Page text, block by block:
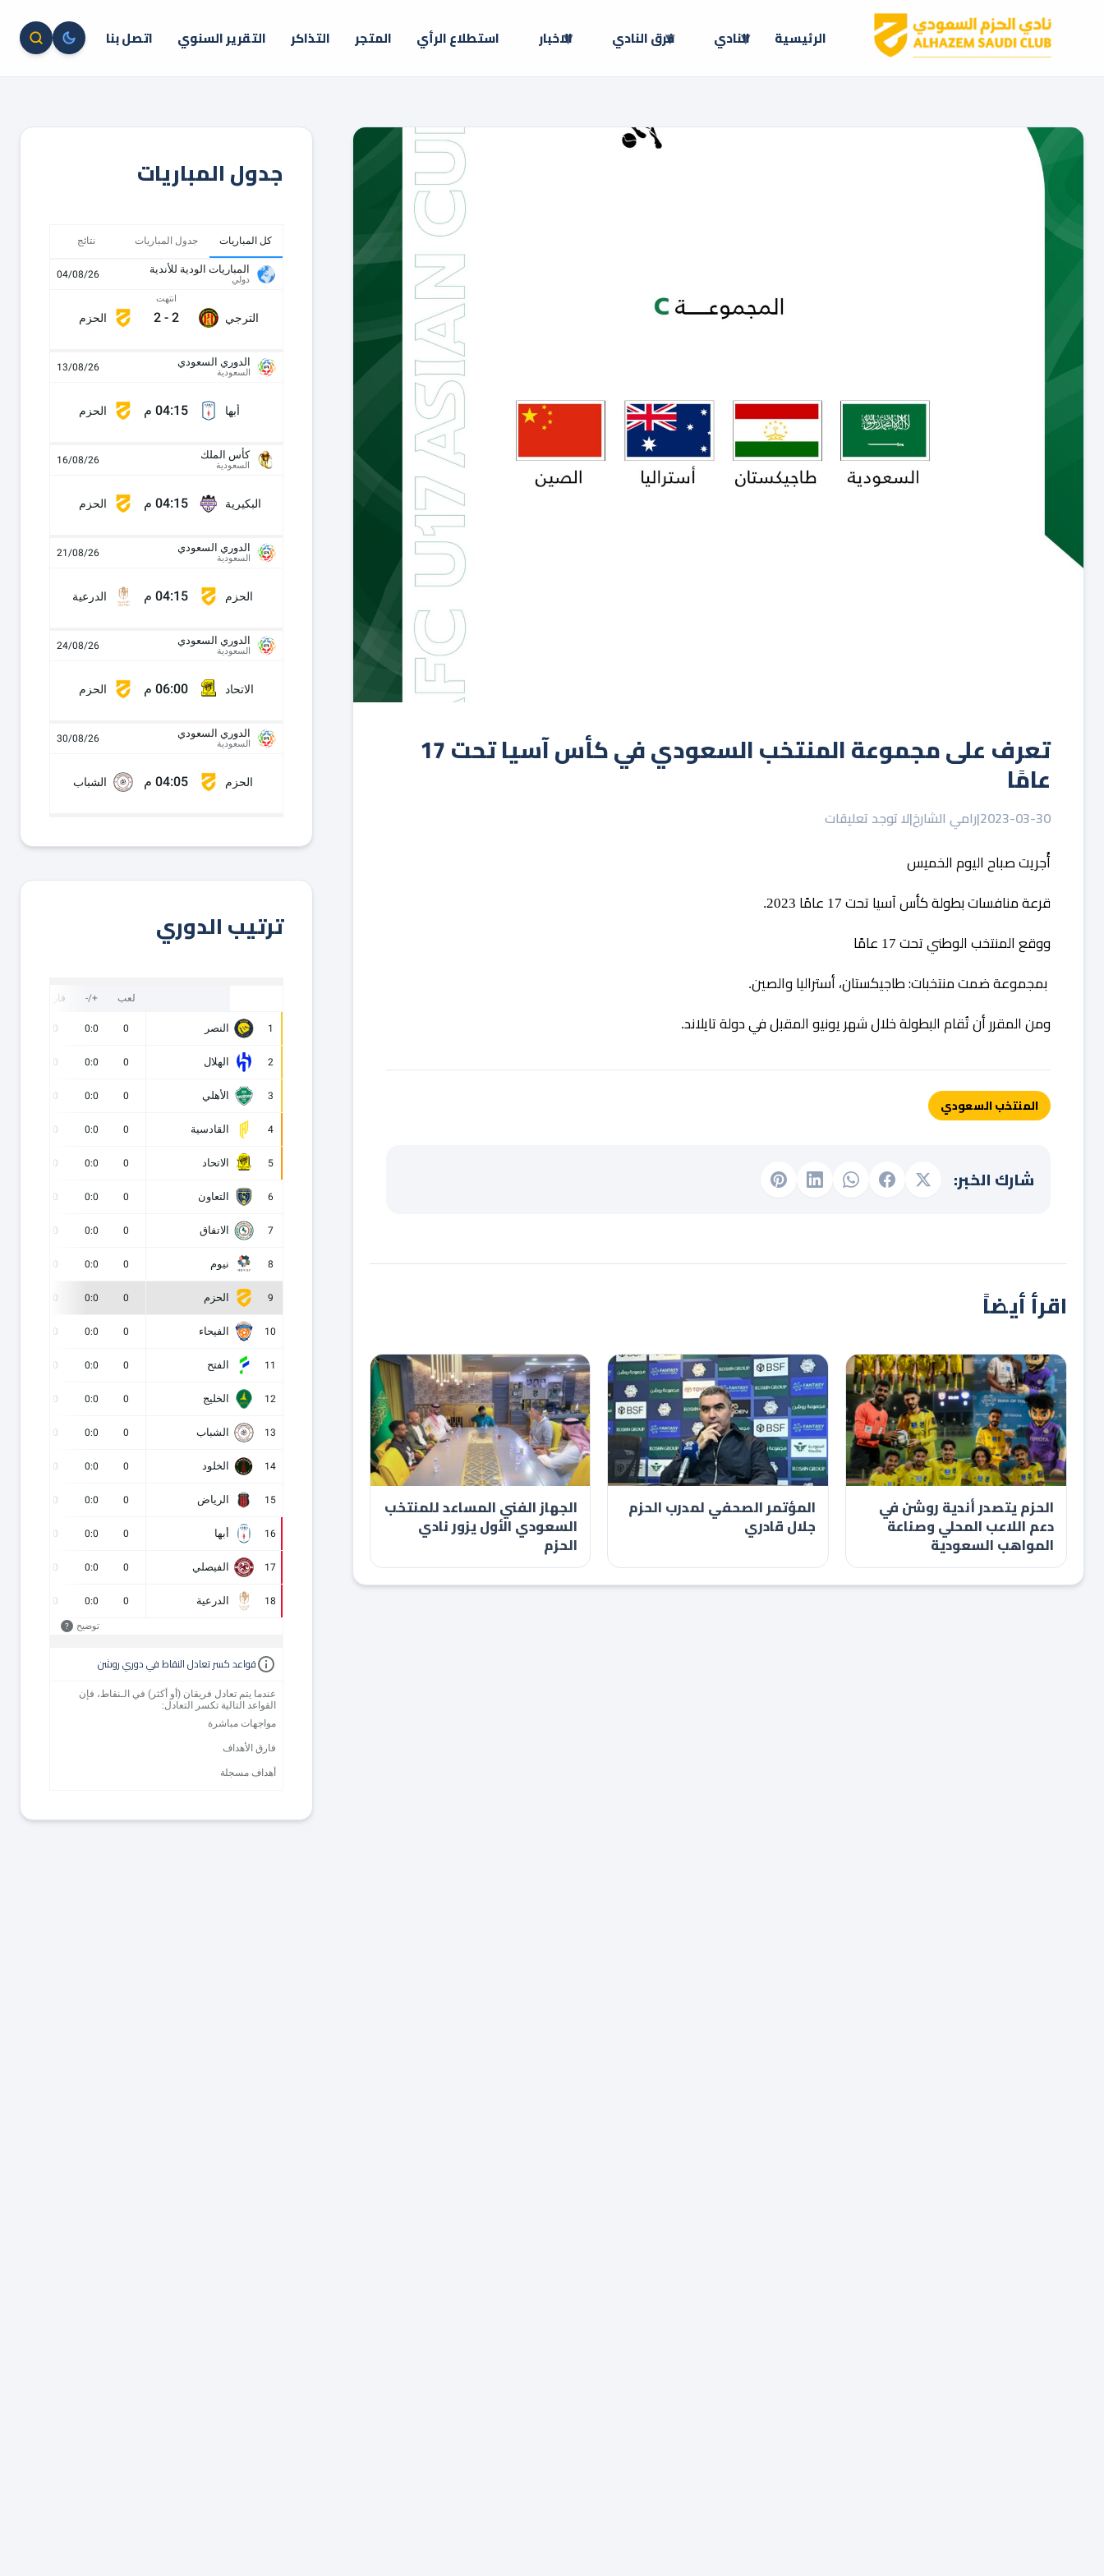
الرئيسية النادي فرق النادي الاخبار استطلاع الرأي المتجر التذاكر التقرير السنوي اتصل بنا
تعرف على مجموعة المنتخب السعودي في كأس آسيا تحت 17
عامًا
2023-03-30
|رامي الشارخ|لا توجد تعليقات
أُجريتصباحاليومالخميس
قرعةمنافساتبطولةكأسآسياتحت عامًا
ووقعالمنتخبالوطنيتحت
عامًا
بمجموعةضمتمنتخبات:طاجيكستان،أسترالياوالصين.
ومنالمقررأنتُقامالبطولةخلالشهريونيوالمقبلفيدولةتايلاند.
المنتخب السعودي
شارك الخبر:
اقرأ أيضاً
الحزم يتصدر أندية روشن في
دعم اللاعب المحلي وصناعة
المواهب السعودية
المؤتمر الصحفي لمدرب الحزم
جلال قادري
الجهاز الفني المساعد للمنتخب
السعودي الأول يزور نادي
الحزم
جدول المباريات
كل المباريات جدول المباريات نتائج
المباريات الودية للأندية
دولي 04/08/26
الترجي
انتهت
2
-
2 الحزم
الدوري السعودي
السعودية 13/08/26
أبها 04:15 م الحزم
كأس الملك
السعودية 16/08/26
البكيرية 04:15 م الحزم
الدوري السعودي
السعودية 21/08/26
الحزم 04:15 م الدرعية
الدوري السعودي
السعودية 24/08/26
الاتحاد 06:00 م الحزم
الدوري السعودي
السعودية 30/08/26
الحزم 04:05 م الشباب
ترتيب الدوري
لعب +/- فارق
1 النصر 0
0:0
0
2 الهلال 0
0:0
0
3 الأهلي 0
0:0
0
4 القادسية 0
0:0
0
5 الاتحاد 0
0:0
0
6 التعاون 0
0:0
0
7 الاتفاق 0
0:0
0
8 نيوم 0
0:0
0
9 الحزم 0
0:0
0
10 الفيحاء 0
0:0
0
11 الفتح 0
0:0
0
12 الخليج 0
0:0
0
13 الشباب 0
0:0
0
14 الخلود 0
0:0
0
15 الرياض 0
0:0
0
16 أبها 0
0:0
0
17 الفيصلي 0
0:0
0
18 الدرعية 0
0:0
0
توضيح ?
قواعد كسر تعادل النقاط في دوري روشن
عندما يتم تعادل فريقان (أو أكثر) في الـنقاط، فإن
القواعد التالية تكسر التعادل:
مواجهات مباشرة
فارق الأهداف
أهداف مسجلة